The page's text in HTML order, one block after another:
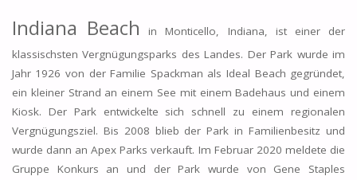
Indiana Beach
in Monticello, Indiana, ist einer der
klassischsten Vergnügungsparks des Landes. Der Park wurde im
Jahr 1926 von der Familie Spackman als Ideal Beach gegründet,
ein kleiner Strand an einem See mit einem Badehaus und einem
Kiosk. Der Park entwickelte sich schnell zu einem regionalen
Vergnügungsziel. Bis 2008 blieb der Park in Familienbesitz und
wurde dann an Apex Parks verkauft. Im Februar 2020 meldete die
Gruppe Konkurs an und der Park wurde von Gene Staples